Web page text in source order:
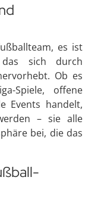
es ist
sich durch
Ob es
Spiele, offene
Events handelt,
– sie alle
bei, die das